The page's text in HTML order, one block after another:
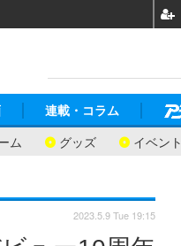
ム グッズ イベント
連載・コラム
2023.5.9 Tue 19:15